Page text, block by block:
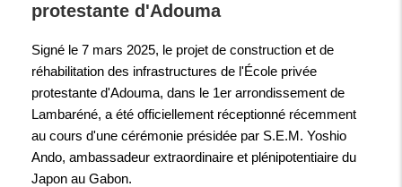
protestante d'Adouma
Signé le 7 mars 2025, le projet de construction et de
réhabilitation des infrastructures de l'École privée
protestante d'Adouma, dans le 1er arrondissement de
Lambaréné, a été officiellement réceptionné récemment
au cours d'une cérémonie présidée par S.E.M. Yoshio
Ando, ambassadeur extraordinaire et plénipotentiaire du
Japon au Gabon.